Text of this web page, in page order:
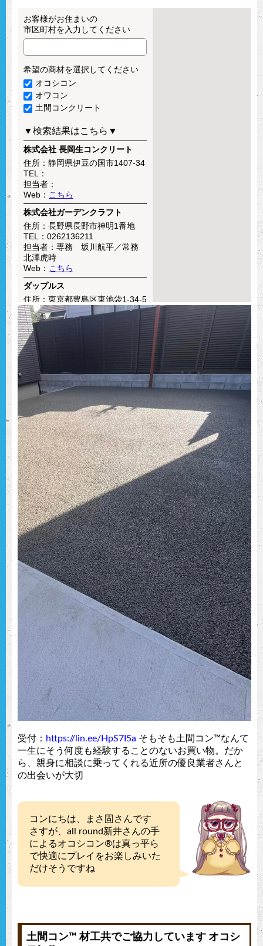
受付： https://lin.ee/HpS7I5a そもそも土間コン™︎なんて
一生にそう何度も経験することのないお買い物。だか
ら、親身に相談に乗ってくれる近所の優良業者さんと
の出会いが大切
コンにちは、まさ固さんです
さすが、all round新井さんの手
によるオコシコン®︎は真っ平ら
で快適にプレイをお楽しみいた
だけそうですね
土間コン™︎ 材工共でご協力しています オコシ